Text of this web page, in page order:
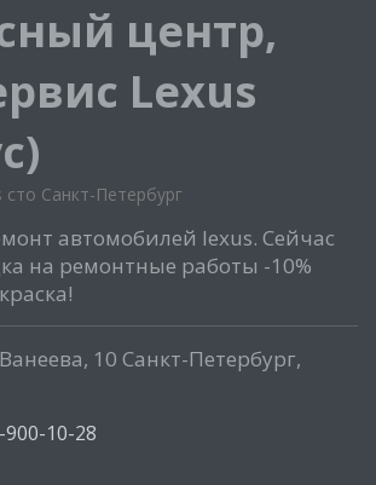
центр,
Lexus
Санкт-Петербург
автомобилей lexus. Сейчас
на ремонтные работы -10%
10 Санкт-Петербург,
10-28